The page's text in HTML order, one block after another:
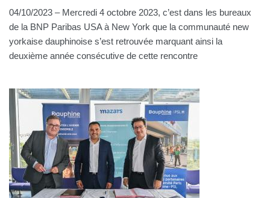
04/10/2023 – Mercredi 4 octobre 2023, c’est dans les bureaux
de la BNP Paribas USA à New York que la communauté new
yorkaise dauphinoise s’est retrouvée marquant ainsi la
deuxième année consécutive de cette rencontre